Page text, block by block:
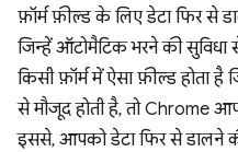
फ़ॉर्म फ़ील्ड के लिए डेटा फिर से
जिन्हें ऑटोमैटिक भरने की
किसी फ़ॉर्म में ऐसा फ़ील्ड होता
से मौजूद होती है, तो Chrome
इससे, आपको डेटा फिर से डालने